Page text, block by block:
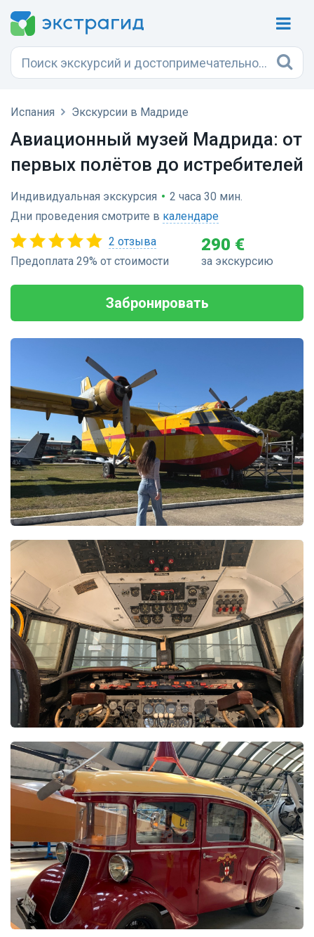
Испания Экскурсии в Мадриде
Авиационный музей Мадрида: от
первых полётов до истребителей
Индивидуальная экскурсия • 2 часа 30 мин.
Дни проведения смотрите в календаре
2 отзыва
Предоплата 29% от стоимости
290 €
за экскурсию
Забронировать